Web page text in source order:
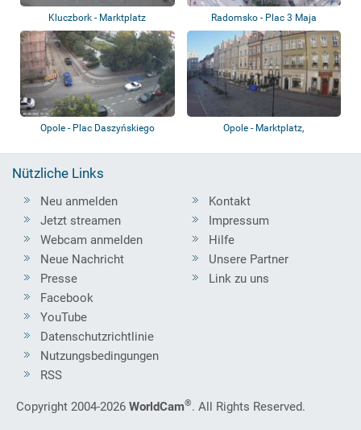
Kluczbork - Marktplatz Radomsko - Plac 3 Maja
Opole - Plac Daszyńskiego
Opole - Marktplatz,
Nützliche Links
Neu anmelden
Jetzt streamen
Webcam anmelden
Neue Nachricht
Presse
Kontakt
Impressum
Hilfe
Unsere Partner
Link zu uns
Facebook
YouTube
Datenschutzrichtlinie
Nutzungsbedingungen
RSS
Copyright 2004-2026 WorldCam®. All Rights Reserved.